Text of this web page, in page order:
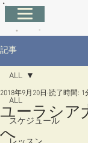
記事
ALL
スケジュール
ALL
ユーラシア
へ
2018年9月20日 読了時間: 1